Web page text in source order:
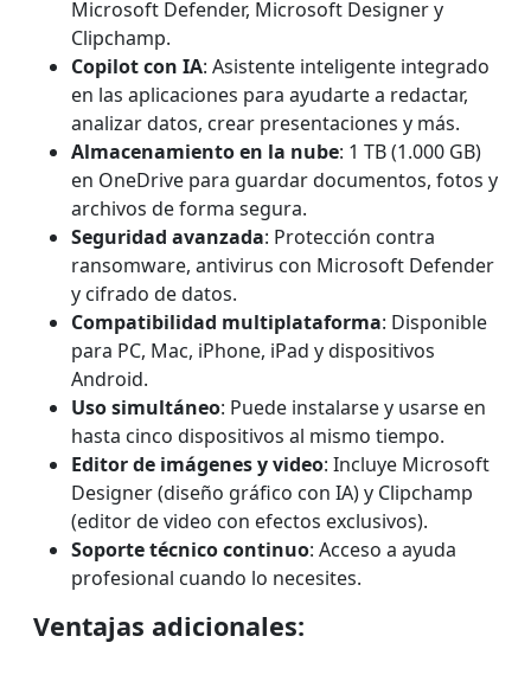
Microsoft Defender, Microsoft Designer y
Clipchamp.
Copilot con IA: Asistente inteligente integrado
en las aplicaciones para ayudarte a redactar,
analizar datos, crear presentaciones y más.
Almacenamiento en la nube: 1 TB (1.000 GB)
en OneDrive para guardar documentos, fotos y
archivos de forma segura.
Seguridad avanzada: Protección contra
ransomware, antivirus con Microsoft Defender
y cifrado de datos.
Compatibilidad multiplataforma: Disponible
para PC, Mac, iPhone, iPad y dispositivos
Android.
Uso simultáneo: Puede instalarse y usarse en
hasta cinco dispositivos al mismo tiempo.
Editor de imágenes y video: Incluye Microsoft
Designer (diseño gráfico con IA) y Clipchamp
(editor de video con efectos exclusivos).
Soporte técnico continuo: Acceso a ayuda
profesional cuando lo necesites.
Ventajas adicionales: